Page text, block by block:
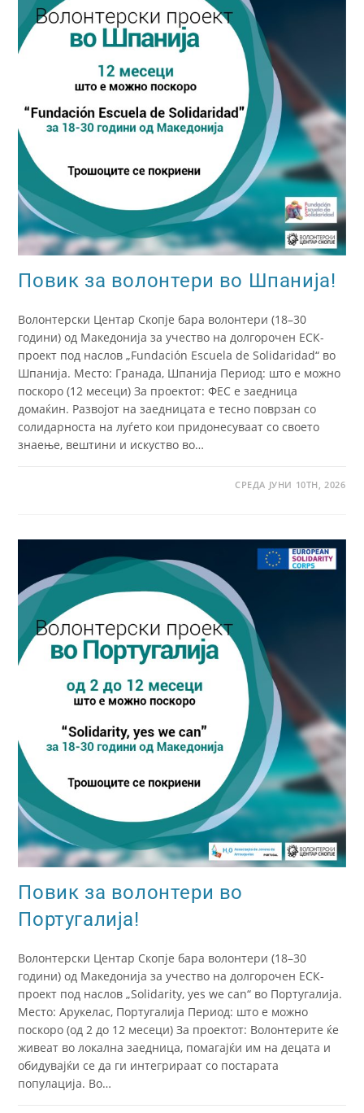
Повик за волонтери во Шпанија!
Волонтерски Центар Скопје бара волонтери (18–30
години) од Македонија за учество на долгорочен ЕСК-
проект под наслов „Fundación Escuela de Solidaridad“ во
Шпанија. Место: Гранада, Шпанија Период: што е можно
поскоро (12 месеци) За проектот: ФЕС е заедница
домаќин. Развојот на заедницата е тесно поврзан со
солидарноста на луѓето кои придонесуваат со своето
знаење, вештини и искуство во…
СРЕДА ЈУНИ 10TH, 2026
Повик за волонтери во
Португалија!
Волонтерски Центар Скопје бара волонтери (18–30
години) од Македонија за учество на долгорочен ЕСК-
проект под наслов „Solidarity, yes we can“ во Португалија.
Место: Арукелас, Португалија Период: што е можно
поскоро (од 2 до 12 месеци) За проектот: Волонтерите ќе
живеат во локална заедница, помагајќи им на децата и
обидувајќи се да ги интегрираат со постарата
популација. Во…